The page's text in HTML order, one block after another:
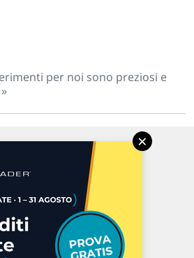
per noi sono preziosi e
Macanno, 38/A
02 452 460 401
Chi siamo
×